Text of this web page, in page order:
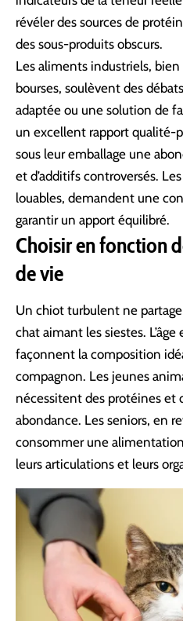
révéler des sources de
des sous-produits obscurs.
Les aliments industriels, bien
bourses, soulèvent des
adaptée ou une solution de
un excellent rapport qualité-
sous leur emballage une
et d’additifs controversés.
louables, demandent une
garantir un apport équilibré.
Choisir en fonction
de vie
Un chiot turbulent ne partage
chat aimant les siestes.
façonnent la composition
compagnon. Les jeunes
nécessitent des protéines et
abondance. Les seniors, en
consommer une
leurs articulations et leurs